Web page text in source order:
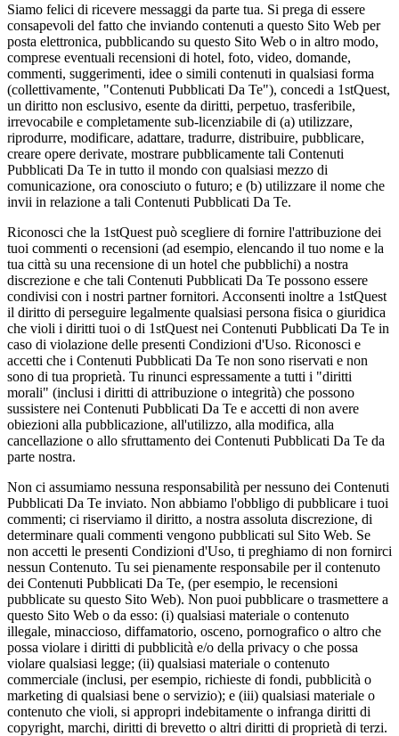
Siamo felici di ricevere messaggi da parte tua. Si prega di essere
consapevoli del fatto che inviando contenuti a questo Sito Web per
posta elettronica, pubblicando su questo Sito Web o in altro modo,
comprese eventuali recensioni di hotel, foto, video, domande,
commenti, suggerimenti, idee o simili contenuti in qualsiasi forma
(collettivamente, "Contenuti Pubblicati Da Te"), concedi a 1stQuest,
un diritto non esclusivo, esente da diritti, perpetuo, trasferibile,
irrevocabile e completamente sub-licenziabile di (a) utilizzare,
riprodurre, modificare, adattare, tradurre, distribuire, pubblicare,
creare opere derivate, mostrare pubblicamente tali Contenuti
Pubblicati Da Te in tutto il mondo con qualsiasi mezzo di
comunicazione, ora conosciuto o futuro; e (b) utilizzare il nome che
invii in relazione a tali Contenuti Pubblicati Da Te.
Riconosci che la 1stQuest può scegliere di fornire l'attribuzione dei
tuoi commenti o recensioni (ad esempio, elencando il tuo nome e la
tua città su una recensione di un hotel che pubblichi) a nostra
discrezione e che tali Contenuti Pubblicati Da Te possono essere
condivisi con i nostri partner fornitori. Acconsenti inoltre a 1stQuest
il diritto di perseguire legalmente qualsiasi persona fisica o giuridica
che violi i diritti tuoi o di 1stQuest nei Contenuti Pubblicati Da Te in
caso di violazione delle presenti Condizioni d'Uso. Riconosci e
accetti che i Contenuti Pubblicati Da Te non sono riservati e non
sono di tua proprietà. Tu rinunci espressamente a tutti i "diritti
morali" (inclusi i diritti di attribuzione o integrità) che possono
sussistere nei Contenuti Pubblicati Da Te e accetti di non avere
obiezioni alla pubblicazione, all'utilizzo, alla modifica, alla
cancellazione o allo sfruttamento dei Contenuti Pubblicati Da Te da
parte nostra.
Non ci assumiamo nessuna responsabilità per nessuno dei Contenuti
Pubblicati Da Te inviato. Non abbiamo l'obbligo di pubblicare i tuoi
commenti; ci riserviamo il diritto, a nostra assoluta discrezione, di
determinare quali commenti vengono pubblicati sul Sito Web. Se
non accetti le presenti Condizioni d'Uso, ti preghiamo di non fornirci
nessun Contenuto. Tu sei pienamente responsabile per il contenuto
dei Contenuti Pubblicati Da Te, (per esempio, le recensioni
pubblicate su questo Sito Web). Non puoi pubblicare o trasmettere a
questo Sito Web o da esso: (i) qualsiasi materiale o contenuto
illegale, minaccioso, diffamatorio, osceno, pornografico o altro che
possa violare i diritti di pubblicità e/o della privacy o che possa
violare qualsiasi legge; (ii) qualsiasi materiale o contenuto
commerciale (inclusi, per esempio, richieste di fondi, pubblicità o
marketing di qualsiasi bene o servizio); e (iii) qualsiasi materiale o
contenuto che violi, si appropri indebitamente o infranga diritti di
copyright, marchi, diritti di brevetto o altri diritti di proprietà di terzi.